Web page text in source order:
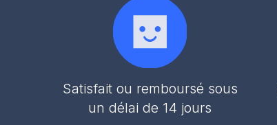
Satisfait ou remboursé sous
un délai de 14 jours